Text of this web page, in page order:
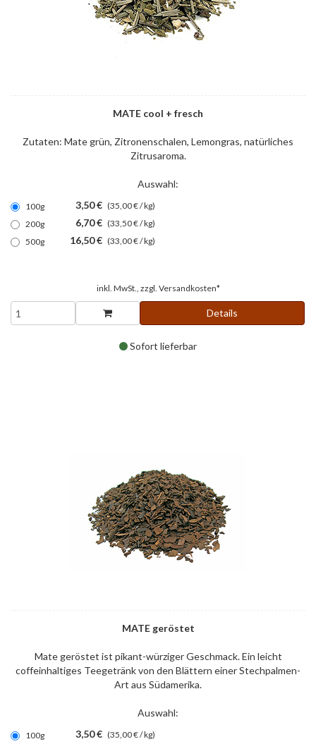
MATE cool + fresch
Zutaten: Mate grün, Zitronenschalen, Lemongras, natürliches
Zitrusaroma.
Auswahl:
100g 3,50 € (35,00 € / kg)
200g
6,70 € (33,50 € / kg)
500g
16,50 € (33,00 € / kg)
inkl. MwSt., zzgl. Versandkosten*
Details
Sofort lieferbar
MATE geröstet
Mate geröstet ist pikant-würziger Geschmack. Ein leicht
coffeinhaltiges Teegetränk von den Blättern einer Stechpalmen-
Art aus Südamerika.
Auswahl:
100g 3,50 € (35,00 € / kg)